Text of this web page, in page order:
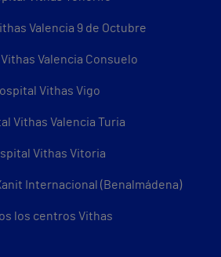
Valencia 9 de Octubre
Valencia Consuelo
Vithas Vigo
Vithas Valencia Turia
Vithas Vitoria
Internacional (Benalmádena)
los centros Vithas